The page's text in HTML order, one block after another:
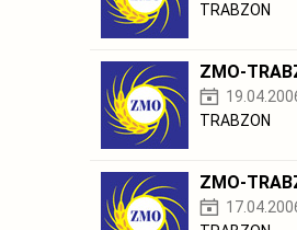
TRABZON
ZMO-
TRABZON
ZMO-